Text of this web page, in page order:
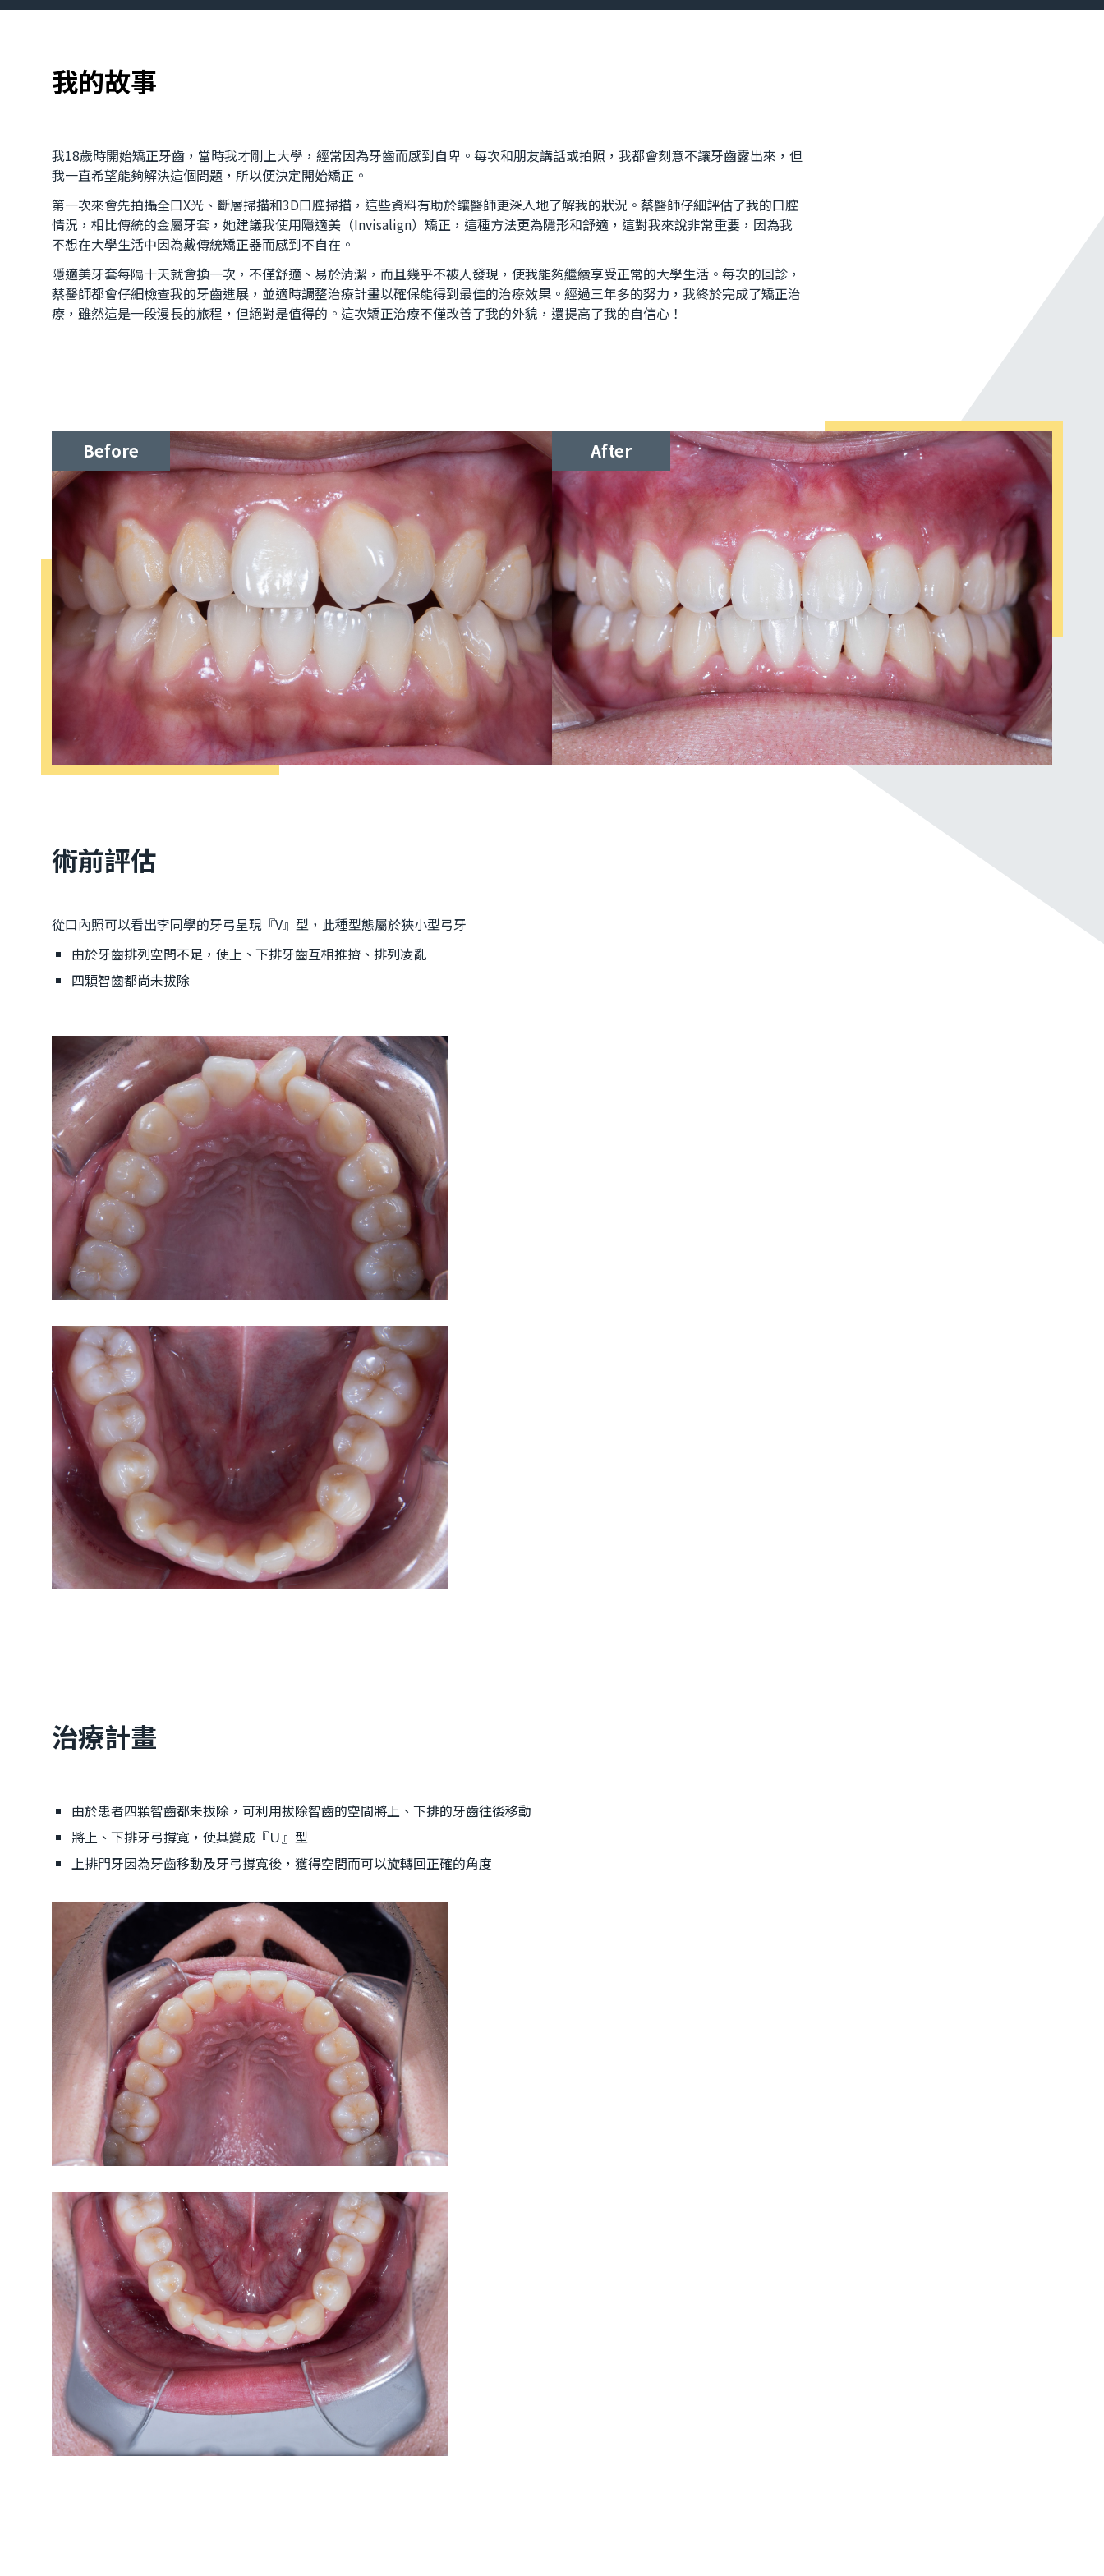
我的故事
我18歲時開始矯正牙齒，當時我才剛上大學，經常因為牙齒而感到自卑。每次和朋友講話或拍照，我都會刻意不讓牙齒露出來，但
我一直希望能夠解決這個問題，所以便決定開始矯正。
第一次來會先拍攝全口X光、斷層掃描和3D口腔掃描，這些資料有助於讓醫師更深入地了解我的狀況。蔡醫師仔細評估了我的口腔
情況，相比傳統的金屬牙套，她建議我使用隱適美（Invisalign）矯正，這種方法更為隱形和舒適，這對我來說非常重要，因為我
不想在大學生活中因為戴傳統矯正器而感到不自在。
隱適美牙套每隔十天就會換一次，不僅舒適、易於清潔，而且幾乎不被人發現，使我能夠繼續享受正常的大學生活。每次的回診，
蔡醫師都會仔細檢查我的牙齒進展，並適時調整治療計畫以確保能得到最佳的治療效果。經過三年多的努力，我終於完成了矯正治
療，雖然這是一段漫長的旅程，但絕對是值得的。這次矯正治療不僅改善了我的外貌，還提高了我的自信心！
Before After
術前評估
從口內照可以看出李同學的牙弓呈現『V』型，此種型態屬於狹小型弓牙
由於牙齒排列空間不足，使上、下排牙齒互相推擠、排列凌亂
四顆智齒都尚未拔除
治療計畫
由於患者四顆智齒都未拔除，可利用拔除智齒的空間將上、下排的牙齒往後移動
將上、下排牙弓撐寬，使其變成『Ｕ』型
上排門牙因為牙齒移動及牙弓撐寬後，獲得空間而可以旋轉回正確的角度